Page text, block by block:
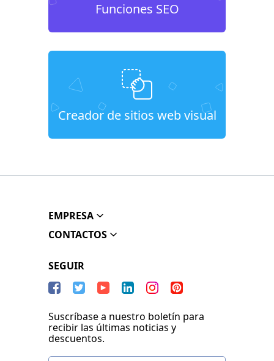
Funciones SEO
Creador de sitios web visual
EMPRESA
CONTACTOS
SEGUIR
Suscríbase a nuestro boletín para
recibir las últimas noticias y
descuentos.